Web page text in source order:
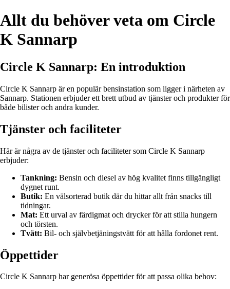
Allt du behöver veta om Circle
K Sannarp
Circle K Sannarp: En introduktion
Circle K Sannarp är en populär bensinstation som ligger i närheten av
Sannarp. Stationen erbjuder ett brett utbud av tjänster och produkter för
både bilister och andra kunder.
Tjänster och faciliteter
Här är några av de tjänster och faciliteter som Circle K Sannarp
erbjuder:
Tankning: Bensin och diesel av hög kvalitet finns tillgängligt
dygnet runt.
Butik: En välsorterad butik där du hittar allt från snacks till
tidningar.
Mat: Ett urval av färdigmat och drycker för att stilla hungern
och törsten.
Tvätt: Bil- och självbetjäningstvätt för att hålla fordonet rent.
Öppettider
Circle K Sannarp har generösa öppettider för att passa olika behov: